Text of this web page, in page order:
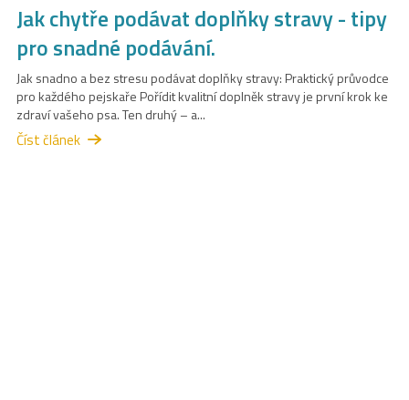
Jak chytře podávat doplňky stravy - tipy
pro snadné podávání.
Jak snadno a bez stresu podávat doplňky stravy: Praktický průvodce
pro každého pejskaře Pořídit kvalitní doplněk stravy je první krok ke
zdraví vašeho psa. Ten druhý – a...
Číst článek